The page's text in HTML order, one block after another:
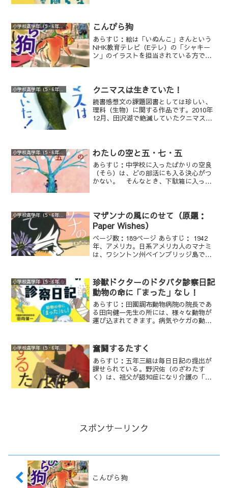
小学校高学年（5・6年生） こんぴら狗
あらすじ：絵は「いぬんこ」さんという
NHK教育テレビ（Eテレ）の「シャキー
ン」のイラストを担当されている方で、
は・・・、といったような話の展開で
す。ページ数は多いですが、少し字が大
きめで読みやすい作品です。
クニマスは生きていた！
読書感想文の課題図書としては珍しい、
理科（生物）に関する作品です。2010年
12月、田沢湖で絶滅していたクニマスが
た。この時、田沢湖の水量を多くして発
電量をあげるため、玉川という川から水
を湖に引き込みましたが、玉川毒水と呼
ばれる強酸性の水が入ってしまったた
め、急速に湖の水質が悪化し1948年には
小学校高学年（5・6年生） わたしの空と五・七・五
あらすじ：中学校に入ったばかりの空良
（そら）は、どの部活にも入る決心がつ
かない。 そんなとき、下駄箱に入って
ようになった空良が、吟行（ぎんこう）
のために学校の敷地内を歩いていると、
同じクラスの颯太（そうた）が、部活の
先輩とトラブルになっているのを見てし
まい……。「俳句」を題材にしながら、
友達関係や、ほのかな恋の予感を描く青
小学校高学年（5・6年生）
マザンナの風にのせて（原題：
Paper Wishes）
ページ数：189ページ あらすじ： 1942
年、アメリカ。日系アメリカ人のマナミ
は、ワシントン州ベインブリッジ島で、
ある日突然変わってしまう。家族で「強
制立ち退き」しなければならなくなった
のだ。住みなれた土地から放され、愛犬
とも別れる運命になったマナミは、ショ
ックから声を失ってしまいます。 日系
人収容所という場所でも、家族やまわり
小学校高学年（5・6年生）
珍獣ドクターのドタバタ診察日記
動物の命に「まった」なし！
あらすじ：田園調布動物病院の院長であ
る田向健一先生の所には、様々な動物が
運び込まれてきます。病気やケガの動物
など色々・・・。そんな田向先生が子供
の時にどんな生き物を飼い、どんなこと
を考え獣医を目指すまでになったのか、
また、動物と触れ合ってきたことから学
んだ大切なことを普段私たちの生活から
奮闘するたすく
あらすじ：五年三組は毎日日記の提出が
課せられている。野沢佑（のざわたす
く）は、祖父が認知症になり介護の「デ
スポンサーリンク
こんぴら狗